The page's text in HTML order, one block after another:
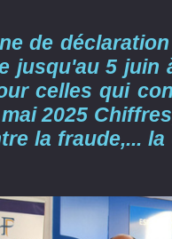
de
jusqu'au 5 juin
celles qui
2025
la fraude,...